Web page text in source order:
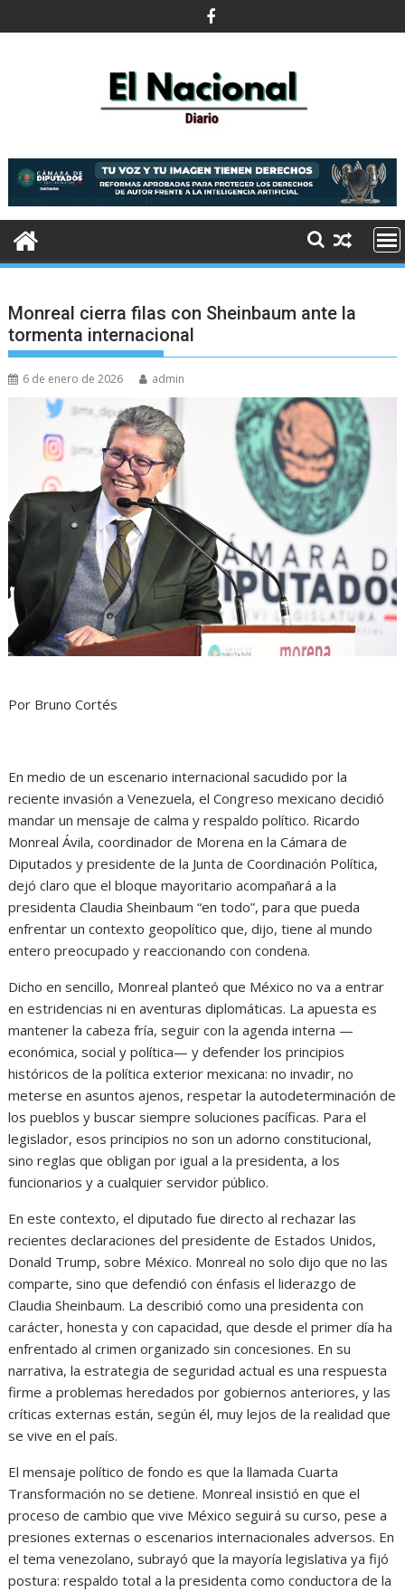
al
Monreal cierra filas con Sheinbaum ante la
tormenta internacional
6 de enero de 2026 admin
Por Bruno Cortés
En medio de un escenario internacional sacudido por la
reciente invasión a Venezuela, el Congreso mexicano decidió
mandar un mensaje de calma y respaldo político. Ricardo
Monreal Ávila, coordinador de Morena en la Cámara de
Diputados y presidente de la Junta de Coordinación Política,
dejó claro que el bloque mayoritario acompañará a la
presidenta Claudia Sheinbaum “en todo”, para que pueda
enfrentar un contexto geopolítico que, dijo, tiene al mundo
entero preocupado y reaccionando con condena.
Dicho en sencillo, Monreal planteó que México no va a entrar
en estridencias ni en aventuras diplomáticas. La apuesta es
mantener la cabeza fría, seguir con la agenda interna —
económica, social y política— y defender los principios
históricos de la política exterior mexicana: no invadir, no
meterse en asuntos ajenos, respetar la autodeterminación de
los pueblos y buscar siempre soluciones pacíficas. Para el
legislador, esos principios no son un adorno constitucional,
sino reglas que obligan por igual a la presidenta, a los
funcionarios y a cualquier servidor público.
En este contexto, el diputado fue directo al rechazar las
recientes declaraciones del presidente de Estados Unidos,
Donald Trump, sobre México. Monreal no solo dijo que no las
comparte, sino que defendió con énfasis el liderazgo de
Claudia Sheinbaum. La describió como una presidenta con
carácter, honesta y con capacidad, que desde el primer día ha
enfrentado al crimen organizado sin concesiones. En su
narrativa, la estrategia de seguridad actual es una respuesta
firme a problemas heredados por gobiernos anteriores, y las
críticas externas están, según él, muy lejos de la realidad que
se vive en el país.
El mensaje político de fondo es que la llamada Cuarta
Transformación no se detiene. Monreal insistió en que el
proceso de cambio que vive México seguirá su curso, pese a
presiones externas o escenarios internacionales adversos. En
el tema venezolano, subrayó que la mayoría legislativa ya fijó
postura: respaldo total a la presidenta como conductora de la